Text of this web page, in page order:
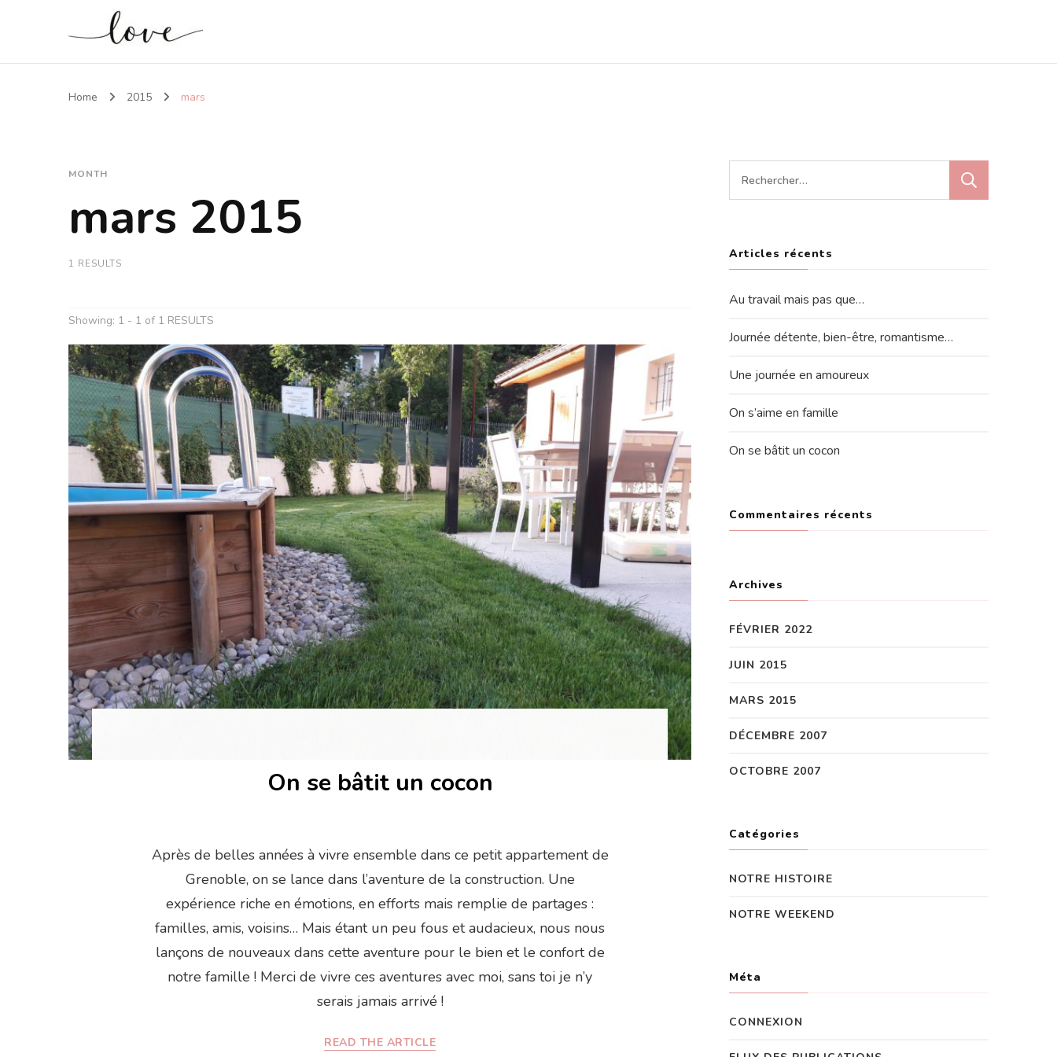
Home 2015 mars
MONTH
mars 2015
1 RESULTS
Showing: 1 - 1 of 1 RESULTS
On se bâtit un cocon
Après de belles années à vivre ensemble dans ce petit appartement de
Grenoble, on se lance dans l’aventure de la construction. Une
expérience riche en émotions, en efforts mais remplie de partages :
familles, amis, voisins… Mais étant un peu fous et audacieux, nous nous
lançons de nouveaux dans cette aventure pour le bien et le confort de
notre famille ! Merci de vivre ces aventures avec moi, sans toi je n’y
serais jamais arrivé !
READ THE ARTICLE
Rechercher :
Articles récents
Au travail mais pas que…
Journée détente, bien-être, romantisme…
Une journée en amoureux
On s’aime en famille
On se bâtit un cocon
Commentaires récents
Archives
FÉVRIER 2022
JUIN 2015
MARS 2015
DÉCEMBRE 2007
OCTOBRE 2007
Catégories
NOTRE HISTOIRE
NOTRE WEEKEND
Méta
CONNEXION